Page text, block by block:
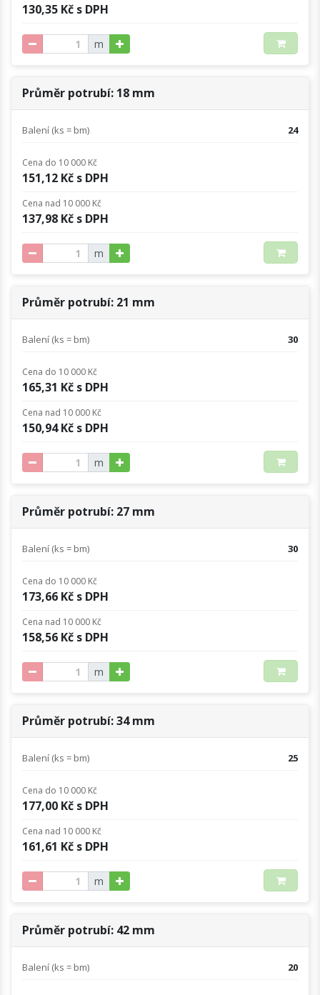
130,35 Kč s DPH
m
Průměr potrubí: 18 mm
Balení (ks = bm) 24
Cena do 10 000 Kč
151,12 Kč s DPH
Cena nad 10 000 Kč
137,98 Kč s DPH
m
Průměr potrubí: 21 mm
Balení (ks = bm) 30
Cena do 10 000 Kč
165,31 Kč s DPH
Cena nad 10 000 Kč
150,94 Kč s DPH
m
Průměr potrubí: 27 mm
Balení (ks = bm) 30
Cena do 10 000 Kč
173,66 Kč s DPH
Cena nad 10 000 Kč
158,56 Kč s DPH
m
Průměr potrubí: 34 mm
Balení (ks = bm) 25
Cena do 10 000 Kč
177,00 Kč s DPH
Cena nad 10 000 Kč
161,61 Kč s DPH
m
Průměr potrubí: 42 mm
Balení (ks = bm) 20